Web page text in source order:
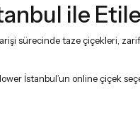
ile
sürecinde taze çiçekleri,
İstanbul’un online çiçek